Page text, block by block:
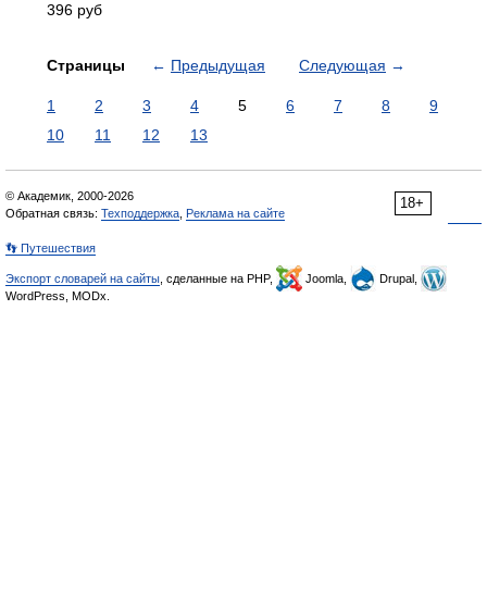
396 руб
Страницы ← Предыдущая Следующая →
1 2 3 4 5 6 7 8
9
10
11 12 13
18+
© Академик, 2000-2026
Обратная связь: Техподдержка Реклама на сайте
👣 Путешествия
Экспорт словарей на сайты , сделанные на PHP, Joomla,
Drupal,
WordPress, MODx.